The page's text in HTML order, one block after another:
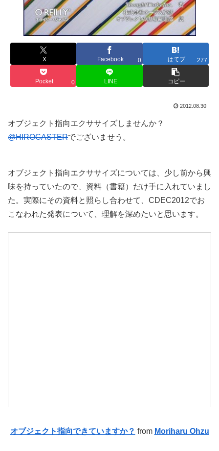
X Facebook 0 はてブ 277
Pocket 0 LINE コピー
2012.08.30
オブジェクト指向エクササイズしませんか？
@HIROCASTERでございませう。
オブジェクト指向エクササイズについては、少し前から興
味を持っていたので、資料（書籍）だけ手に入れていまし
た。実際にその資料と照らし合わせて、CDEC2012でお
こなわれた発表について、理解を深めたいと思います。
オブジェクト指向できていますか？ from Moriharu Ohzu